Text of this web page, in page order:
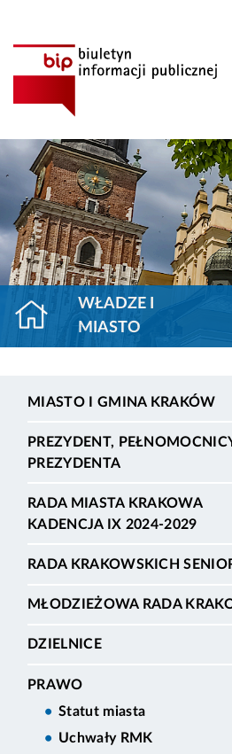
WŁADZE I
MIASTO
MIASTO I GMINA KRAKÓW
PREZYDENT,
PREZYDENTA
RADA MIASTA KRAKOWA
KADENCJA IX 2024-2029
RADA KRAKOWSKICH
MŁODZIEŻOWA RADA
DZIELNICE
PRAWO
Statut miasta
Uchwały RMK